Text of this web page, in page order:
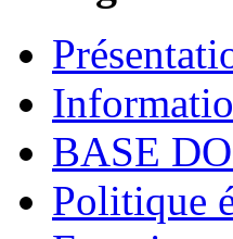
BASE
Politique